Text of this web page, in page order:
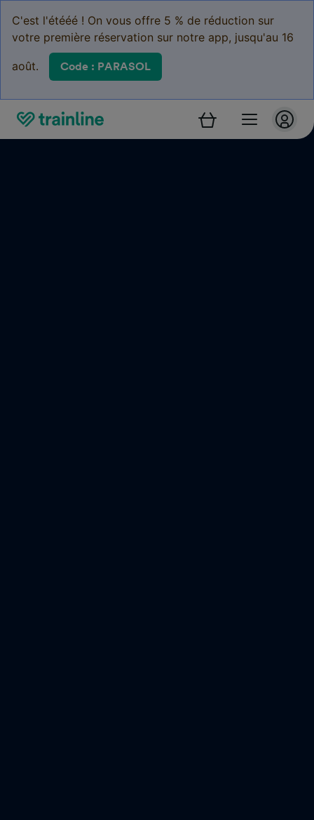
C'est l'étééé ! On vous offre 5 % de réduction sur
votre première réservation sur notre app, jusqu'au 16
août. Code : PARASOL